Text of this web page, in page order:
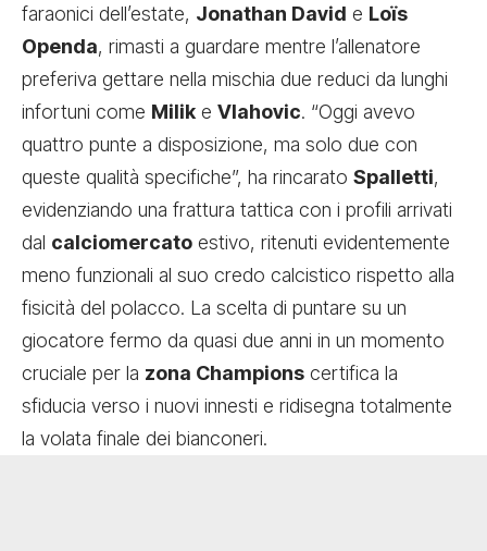
faraonici dell’estate, Jonathan David e Loïs
Openda, rimasti a guardare mentre l’allenatore
preferiva gettare nella mischia due reduci da lunghi
infortuni come Milik e Vlahovic. “Oggi avevo
quattro punte a disposizione, ma solo due con
queste qualità specifiche”, ha rincarato Spalletti,
evidenziando una frattura tattica con i profili arrivati
dal calciomercato estivo, ritenuti evidentemente
meno funzionali al suo credo calcistico rispetto alla
fisicità del polacco. La scelta di puntare su un
giocatore fermo da quasi due anni in un momento
cruciale per la zona Champions certifica la
sfiducia verso i nuovi innesti e ridisegna totalmente
la volata finale dei bianconeri.